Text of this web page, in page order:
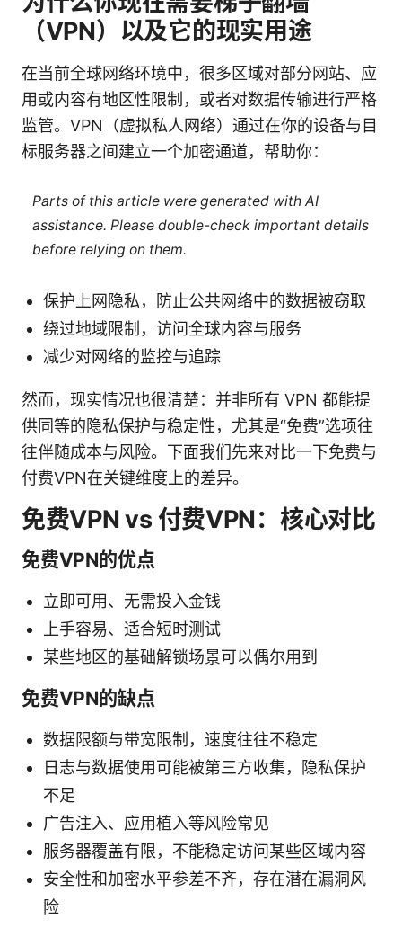
（VPN）以及它的现实用途
在当前全球网络环境中，很多区域对部分网站、应
用或内容有地区性限制，或者对数据传输进行严格
监管。VPN（虚拟私人网络）通过在你的设备与目
标服务器之间建立一个加密通道，帮助你：
Parts of this article were generated with AI
assistance. Please double-check important details
before relying on them.
保护上网隐私，防止公共网络中的数据被窃取
绕过地域限制，访问全球内容与服务
减少对网络的监控与追踪
然而，现实情况也很清楚：并非所有 VPN 都能提
供同等的隐私保护与稳定性，尤其是“免费”选项往
往伴随成本与风险。下面我们先来对比一下免费与
付费VPN在关键维度上的差异。
免费VPN vs 付费VPN：核心对比
免费VPN的优点
立即可用、无需投入金钱
上手容易、适合短时测试
某些地区的基础解锁场景可以偶尔用到
免费VPN的缺点
数据限额与带宽限制，速度往往不稳定
日志与数据使用可能被第三方收集，隐私保护
不足
广告注入、应用植入等风险常见
服务器覆盖有限，不能稳定访问某些区域内容
安全性和加密水平参差不齐，存在潜在漏洞风
险